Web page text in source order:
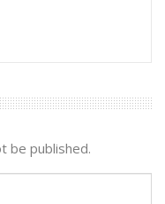
be published.